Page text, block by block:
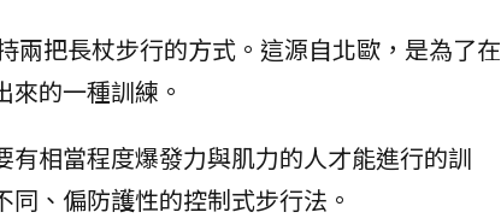
把長杖步行的方式。這源自北歐，是為了在
的一種訓練。
相當程度爆發力與肌力的人才能進行的訓
、偏防護性的控制式步行法。